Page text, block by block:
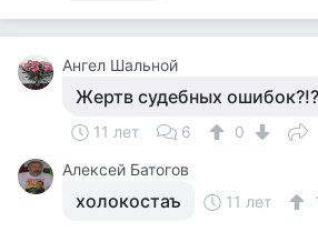
Ангел Шальной
Жертв судебных ошибок?!?
11 лет 6
0
Алексей Батогов
холокостаъ 11 лет